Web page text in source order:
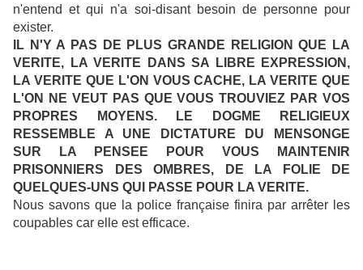
n'entend et qui n'a soi-disant besoin de personne pour
exister.
IL N'Y A PAS DE PLUS GRANDE RELIGION QUE LA
VERITE, LA VERITE DANS SA LIBRE EXPRESSION,
LA VERITE QUE L'ON VOUS CACHE, LA VERITE QUE
L'ON NE VEUT PAS QUE VOUS TROUVIEZ PAR VOS
PROPRES MOYENS. LE DOGME RELIGIEUX
RESSEMBLE A UNE DICTATURE DU MENSONGE
SUR LA PENSEE POUR VOUS MAINTENIR
PRISONNIERS DES OMBRES, DE LA FOLIE DE
QUELQUES-UNS QUI PASSE POUR LA VERITE.
Nous savons que la police française finira par arrêter les
coupables car elle est efficace.